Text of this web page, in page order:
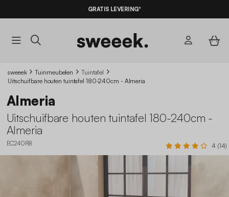
GRATIS LEVERING*
sweeek Tuinmeubelen
Tuintafel
Uitschuifbare houten tuintafel 180-240cm - Almeria
Almeria
Uitschuifbare houten tuintafel 180-240cm -
Almeria
EC240R8 4 (14)